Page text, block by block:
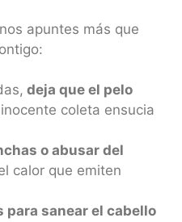
apuntes más que
deja que el pelo
coleta ensucia
o abusar del
calor que emiten
para sanear el cabello